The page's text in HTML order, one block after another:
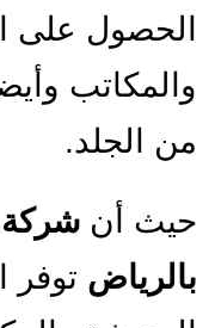
الحصول على
والمكاتب
من الجلد.
حيث أن
بالرياض توفر